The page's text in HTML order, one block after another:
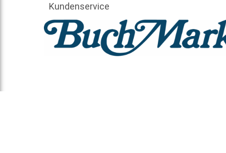
Kundenservice